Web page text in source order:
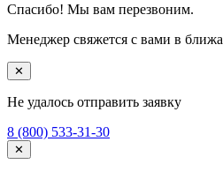
Спасибо! Мы вам перезвоним.
Менеджер свяжется с вами в
✕
Не удалось отправить заявку
8 (800) 533-31-30
✕